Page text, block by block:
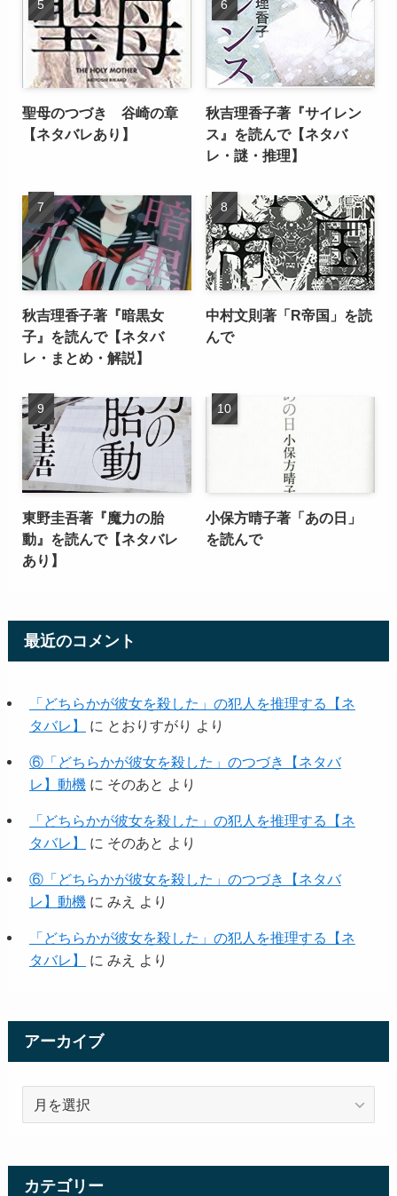
聖母のつづき 谷崎の章
【ネタバレあり】
秋吉理香子著『サイレン
ス』を読んで【ネタバ
レ・謎・推理】
秋吉理香子著『暗黒女
子』を読んで【ネタバ
レ・まとめ・解説】
中村文則著「R帝国」を読
んで
東野圭吾著『魔力の胎
動』を読んで【ネタバレ
あり】
小保方晴子著「あの日」
を読んで
最近のコメント
「どちらかが彼女を殺した」の犯人を推理する【ネ
タバレ】
に とおりすがり より
⑥「どちらかが彼女を殺した」のつづき【ネタバ
レ】動機に そのあと より
「どちらかが彼女を殺した」の犯人を推理する【ネ
タバレ】
に そのあと より
⑥「どちらかが彼女を殺した」のつづき【ネタバ
レ】動機に みえ より
「どちらかが彼女を殺した」の犯人を推理する【ネ
タバレ】
に みえ より
アーカイブ
イ
ブ
カテゴリー